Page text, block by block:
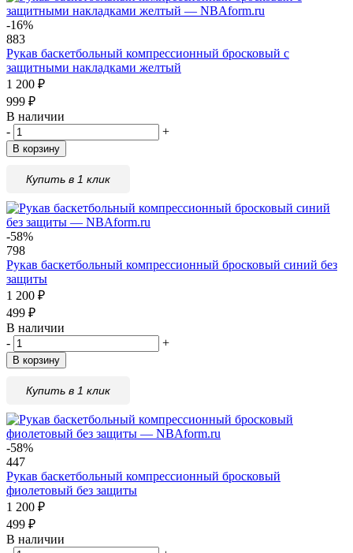
-16%
883
Рукав баскетбольный компрессионный бросковый с
защитными накладками желтый
1 200 ₽
999 ₽
В наличии
-
+
В корзину
Купить в 1 клик
-58%
798
Рукав баскетбольный компрессионный бросковый синий без
защиты
1 200 ₽
499 ₽
В наличии
-
+
В корзину
Купить в 1 клик
-58%
447
Рукав баскетбольный компрессионный бросковый
фиолетовый без защиты
1 200 ₽
499 ₽
В наличии